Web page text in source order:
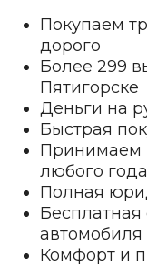
Покупаем
дорого
Более 299
Пятигорске
Деньги на
Быстрая
Принимаем
любого
Полная
Бесплатная
автомобиля
Комфорт и